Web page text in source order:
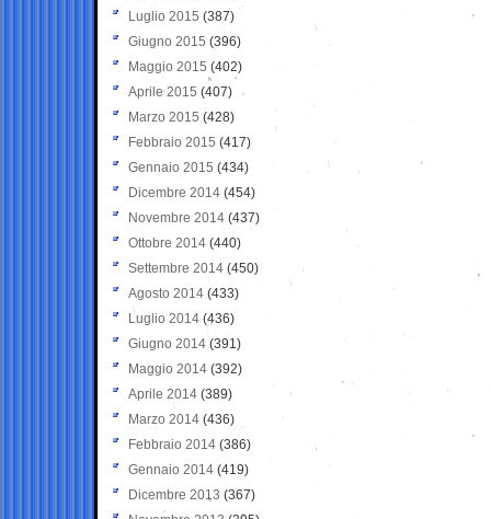
Luglio 2015 (387)
Giugno 2015 (396)
Maggio 2015 (402)
Aprile 2015 (407)
Marzo 2015 (428)
Febbraio 2015 (417)
Gennaio 2015 (434)
Dicembre 2014 (454)
Novembre 2014 (437)
Ottobre 2014 (440)
Settembre 2014 (450)
Agosto 2014 (433)
Luglio 2014 (436)
Giugno 2014 (391)
Maggio 2014 (392)
Aprile 2014 (389)
Marzo 2014 (436)
Febbraio 2014 (386)
Gennaio 2014 (419)
Dicembre 2013 (367)